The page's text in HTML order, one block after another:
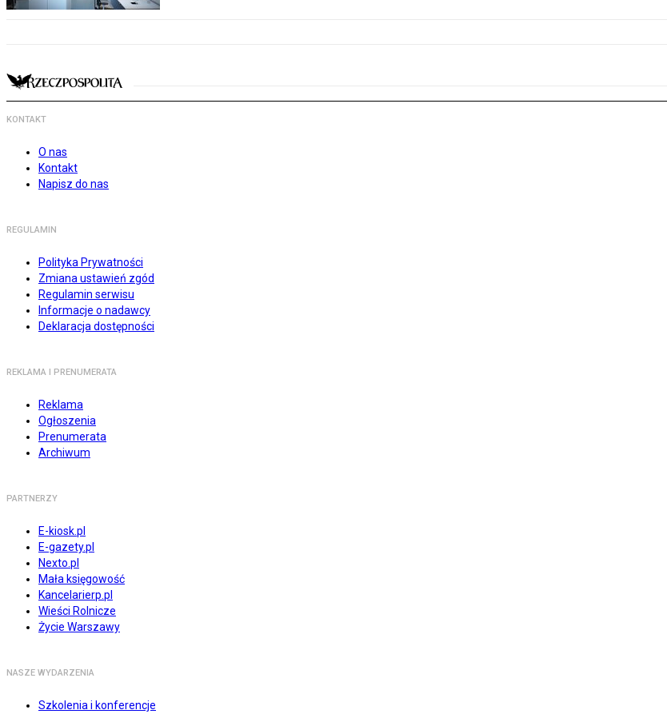
KONTAKT
O nas
Kontakt
Napisz do nas
REGULAMIN
Polityka Prywatności
Zmiana ustawień zgód
Regulamin serwisu
Informacje o nadawcy
Deklaracja dostępności
REKLAMA I PRENUMERATA
Reklama
Ogłoszenia
Prenumerata
Archiwum
PARTNERZY
E-kiosk.pl
E-gazety.pl
Nexto.pl
Mała księgowość
Kancelarierp.pl
Wieści Rolnicze
Życie Warszawy
NASZE WYDARZENIA
Szkolenia i konferencje